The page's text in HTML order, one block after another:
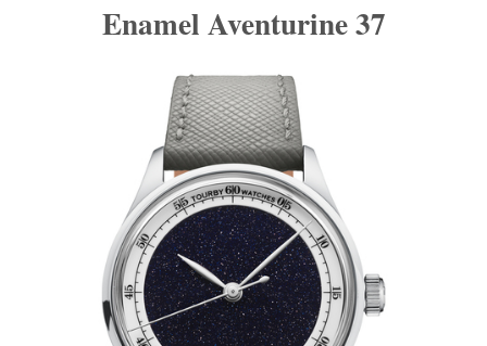
Enamel Aventurine 37